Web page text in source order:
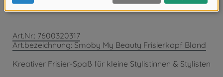
Art.Nr.: 7600320317
Art.bezeichnung: Smoby My Beauty Frisierkopf Blond
Kreativer Frisier-Spaß für kleine Stylistinnen & Stylisten